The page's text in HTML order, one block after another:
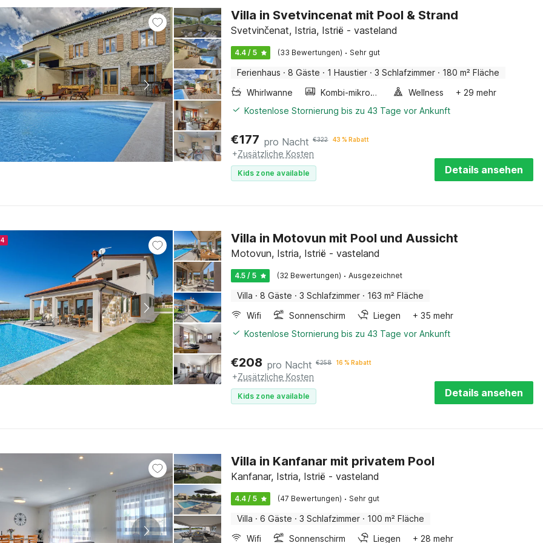
Villa in Svetvincenat mit Pool & Strand
Svetvinčenat, Istria, Istrië - vasteland
4.4 / 5 (33 Bewertungen) · Sehr gut
Ferienhaus · 8 Gäste · 1 Haustier · 3 Schlafzimmer · 180 m² Fläche
Whirlwanne
Kombi-mikrowelle Wellness
+ 29 mehr
Kostenlose Stornierung bis zu 43 Tage vor Ankunft
€177 pro Nacht €322 43 % Rabatt
+Zusätzliche Kosten
Kids zone available Details ansehen
Villa in Motovun mit Pool und Aussicht
Motovun, Istria, Istrië - vasteland
4.5 / 5 (32 Bewertungen) · Ausgezeichnet
Villa · 8 Gäste · 3 Schlafzimmer · 163 m² Fläche
Wifi
Sonnenschirm Liegen
+ 35 mehr
Kostenlose Stornierung bis zu 43 Tage vor Ankunft
€208 pro Nacht €258 16 % Rabatt
+Zusätzliche Kosten
Kids zone available Details ansehen
Villa in Kanfanar mit privatem Pool
Kanfanar, Istria, Istrië - vasteland
4.4 / 5 (47 Bewertungen) · Sehr gut
Villa · 6 Gäste · 3 Schlafzimmer · 100 m² Fläche
Wifi
Sonnenschirm Liegen + 28 mehr